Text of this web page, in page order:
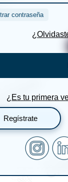
contraseña
¿Es tu primera
Regístrate